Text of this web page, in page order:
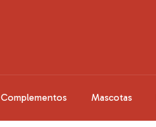
Complementos Mascotas